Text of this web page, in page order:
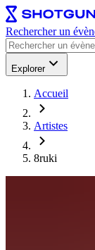
Rechercher un
Explorer
Accueil
Artistes
8ruki